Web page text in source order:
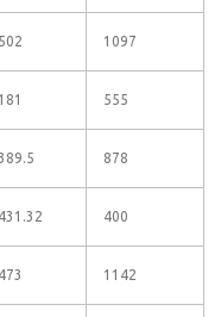
502 1097
181 555
878
431.32 400
473 1142